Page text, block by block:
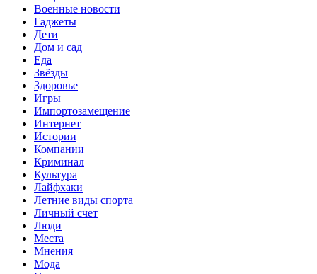
Военные новости
Гаджеты
Дети
Дом и сад
Еда
Звёзды
Здоровье
Игры
Импортозамещение
Интернет
Истории
Компании
Криминал
Культура
Лайфхаки
Летние виды спорта
Личный счет
Люди
Места
Мнения
Мода